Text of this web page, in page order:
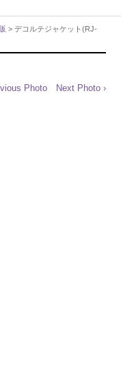
> デコルテジャケット(RJ-
Photo Next Photo ›